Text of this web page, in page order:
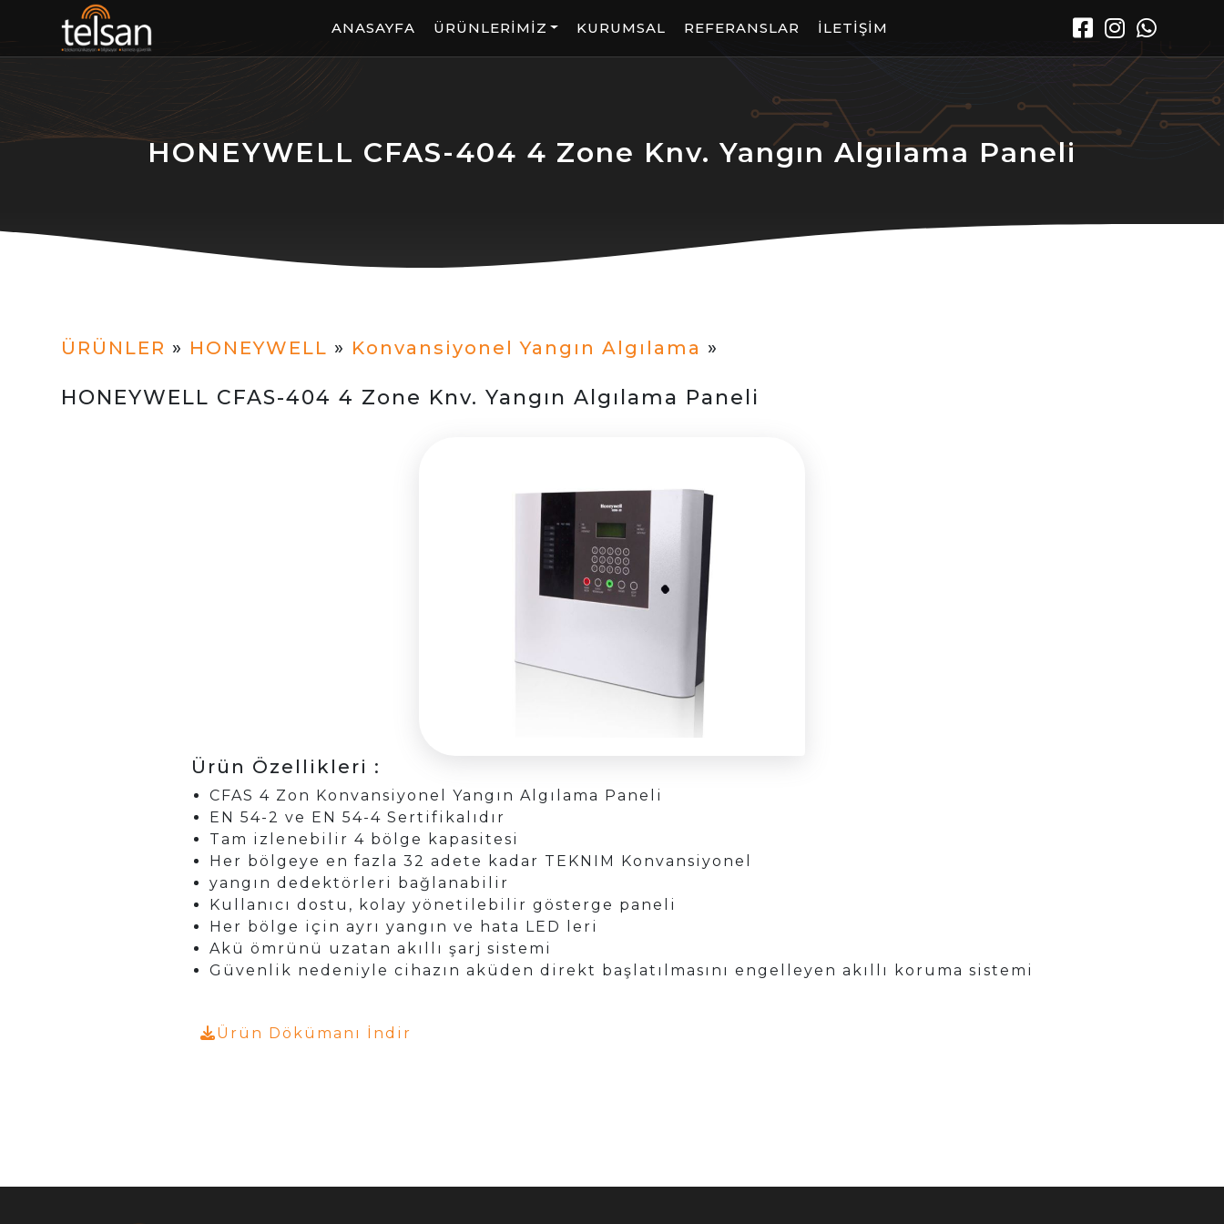
ANASAYFA ÜRÜNLERİMİZ KURUMSAL REFERANSLAR İLETİŞİM
HONEYWELL CFAS-404 4 Zone Knv. Yangın Algılama Paneli
ÜRÜNLER » HONEYWELL » Konvansiyonel Yangın Algılama »
HONEYWELL CFAS-404 4 Zone Knv. Yangın Algılama Paneli
Ürün Özellikleri :
CFAS 4 Zon Konvansiyonel Yangın Algılama Paneli
EN 54-2 ve EN 54-4 Sertifikalıdır
Tam izlenebilir 4 bölge kapasitesi
Her bölgeye en fazla 32 adete kadar TEKNIM Konvansiyonel
yangın dedektörleri bağlanabilir
Kullanıcı dostu, kolay yönetilebilir gösterge paneli
Her bölge için ayrı yangın ve hata LED leri
Akü ömrünü uzatan akıllı şarj sistemi
Güvenlik nedeniyle cihazın aküden direkt başlatılmasını engelleyen akıllı koruma sistemi
Ürün Dökümanı İndir